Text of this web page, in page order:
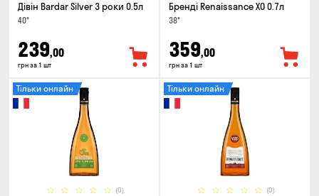
Дівін Bardar Silver 3 роки 0.5л
40°
239,00
грн за 1 шт
Бренді Renaissance XO 0.7л
38°
359,00
грн за 1 шт
(0)
Тільки онлайн
(0)
Тільки онлайн